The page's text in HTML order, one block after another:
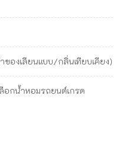
องเลียนแบบ/กลิ่นเทียบเคียง)
อกน้ำหอมรถยนต์เกรด